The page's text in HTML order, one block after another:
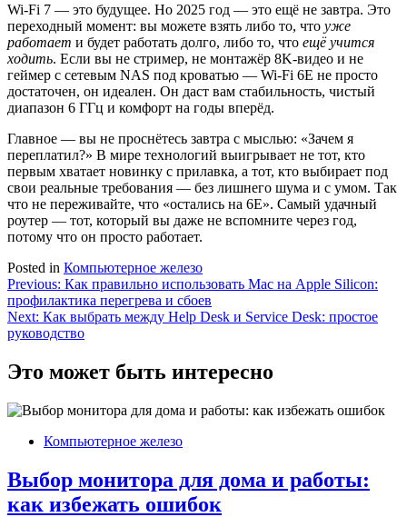
Wi-Fi 7 — это будущее. Но 2025 год — это ещё не завтра. Это
переходный момент: вы можете взять либо то, что уже
работает и будет работать долго, либо то, что ещё учится
ходить. Если вы не стример, не монтажёр 8K-видео и не
геймер с сетевым NAS под кроватью — Wi-Fi 6E не просто
достаточен, он идеален. Он даст вам стабильность, чистый
диапазон 6 ГГц и комфорт на годы вперёд.
Главное — вы не проснётесь завтра с мыслью: «Зачем я
переплатил?» В мире технологий выигрывает не тот, кто
первым хватает новинку с прилавка, а тот, кто выбирает под
свои реальные требования — без лишнего шума и с умом. Так
что не переживайте, что «остались на 6E». Самый удачный
роутер — тот, который вы даже не вспомните через год,
потому что он просто работает.
Posted in Компьютерное железо
Навигация
по
записям
Previous: Как правильно использовать Mac на Apple Silicon:
профилактика перегрева и сбоев
Next: Как выбрать между Help Desk и Service Desk: простое
руководство
Это может быть интересно
Компьютерное железо
Выбор монитора для дома и работы:
как избежать ошибок